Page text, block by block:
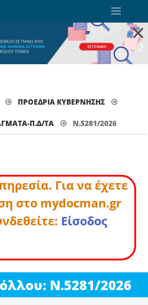
×
ΠΡΟΕΔΡΙΑ ΚΥΒΕΡΝΗΣΗΣ
Π.Δ/ΤΑ
Ν.5281/2026
Για να έχετε
στο mydocman.gr
Είσοδος
Ν.5281/2026